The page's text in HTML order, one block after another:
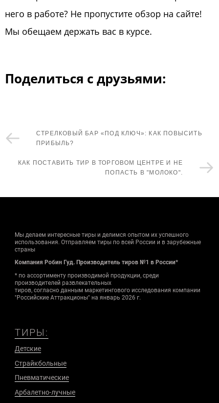
него в работе? Не пропустите обзор на сайте!
Мы обещаем держать вас в курсе.
Поделиться с друзьями:
СТРЕЛКОВЫЙ БАР «ПОД КЛЮЧ»: КАК ПОВЫСИТЬ
ПРИБЫЛЬ?
КАК ПОСТАВИТЬ ТИР В ТОРГОВОМ ЦЕНТРЕ И НЕ
ПОПАСТЬ В "МОЛОКО".
Мы делаем интересные тиры и делимся опытом их успешного
использования. Отправляем тиры по всей России и в зарубежные
страны
Компания Робин Гуд. Производитель тиров №1 в России*
* по ассортименту производимой продукции, среди
производителей развлекательных
тиров, согласно данным маркетингового исследования компании
"Российские Аттракционы" на январь 2026 г.
ТИРЫ:
Детские
Страйкбольные
Пневматические
Арбалетно-лучные